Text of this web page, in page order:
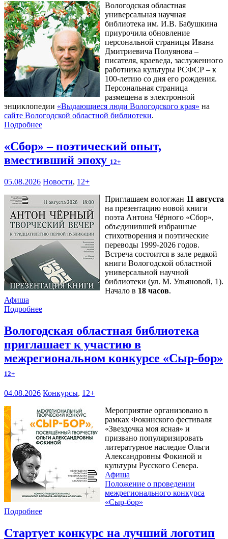
Вологодская областная
универсальная научная
библиотека им. И.В. Бабушкина
приурочила обновление
персональной страницы Ивана
Дмитриевича Полуянова –
писателя, краеведа, заслуженного
работника культуры РСФСР – к
100‑летию со дня его рождения.
Персональная страница
размещена в электронной
энциклопедии «Выдающиеся люди Вологодского края» на
сайте Вологодской областной библиотеки.
Подробнее
«Сбор» – поэтический опыт,
вместивший эпоху 12+
05.08.2026 Новости, 12+
Приглашаем вологжан 11 августа
на презентацию новой книги
поэта Антона Чёрного «Сбор»,
объединившей избранные
стихотворения и поэтические
переводы 1999-2026 годов.
Встреча состоится в зале редкой
книги Вологодской областной
универсальной научной
библиотеки (ул. М. Ульяновой, 1).
Начало в 18 часов.
Афиша
Подробнее
Вологодская областная библиотека
приглашает к участию в
межрегиональном конкурсе «Сыр-бор»
12+
04.08.2026 Конкурсы, 12+
Мероприятие организовано в
рамках Фокинского фестиваля
«Звездочка моя ясная» и
призвано популяризировать
литературное наследие Ольги
Александровны Фокиной и
культуры Русского Севера.
Афиша
Положение о проведении
межрегионального конкурса
«Сыр-бор»
Подробнее
Стартует конкурс на лучший логотип